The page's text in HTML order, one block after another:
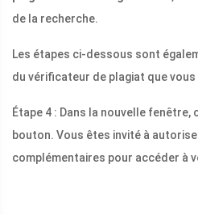
de la recherche.
Les étapes ci-dessous sont
du vérificateur de plagiat que
Étape 4 : Dans la nouvelle fenêtre,
bouton. Vous êtes invité à
complémentaires pour accéder à